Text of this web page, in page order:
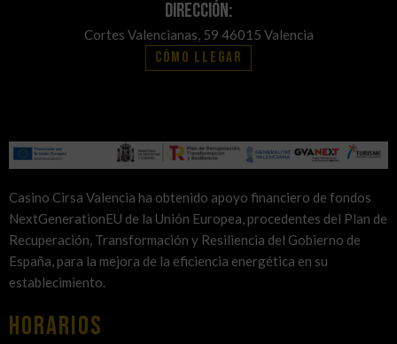
Dirección:
Cortes Valencianas, 59 46015 Valencia
Cómo llegar
Casino Cirsa Valencia ha obtenido apoyo financiero de fondos
NextGenerationEU de la Unión Europea, procedentes del Plan de
Recuperación, Transformación y Resiliencia del Gobierno de
España, para la mejora de la eficiencia energética en su
establecimiento.
HORARIOS